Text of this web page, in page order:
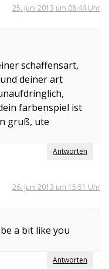
25. Juni 2013 um 08:44 Uhr
schaffensart,
deiner art
farbenspiel ist
gruß, ute
Antworten
26. Juni 2013 um 15:51 Uhr
a bit like you
Antworten